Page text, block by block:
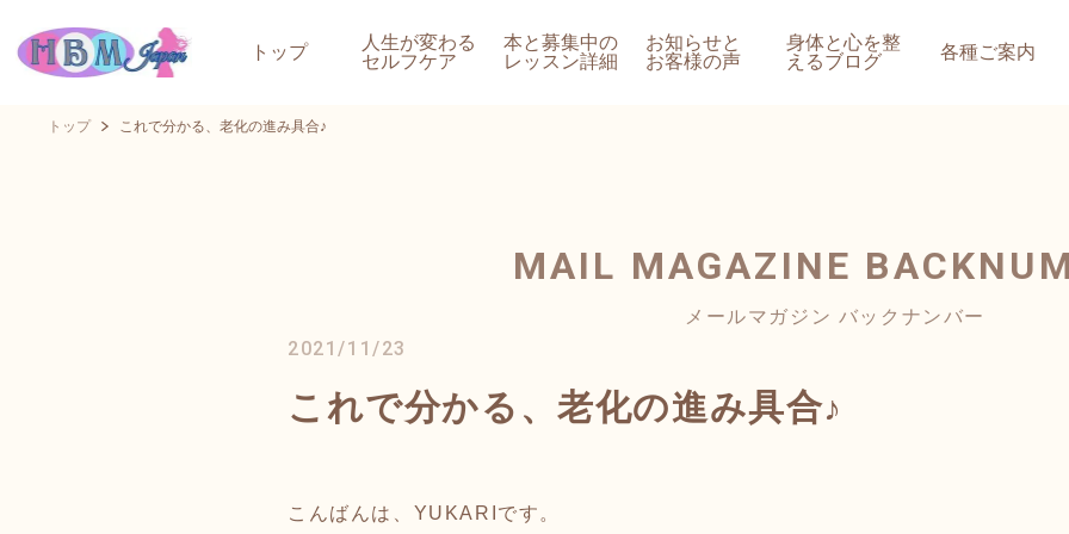
トップ
人生が変わる
セルフケア
本と募集中の
レッスン詳細
お知らせと
お客様の声
身体と心を整
えるブログ
各種ご案内
トップ これで分かる、老化の進み具合♪
MAIL MAGAZINE
メールマガジン バックナンバー
2021/11/23
これで分かる、老化の進み具合♪
こんばんは、YUKARIです。